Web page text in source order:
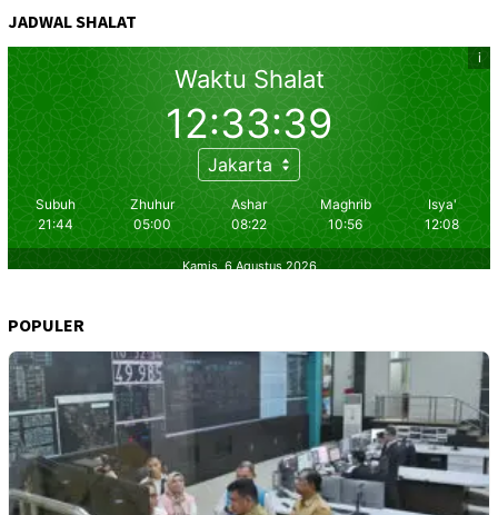
JADWAL SHALAT
POPULER